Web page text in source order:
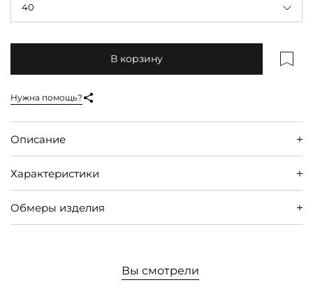
40
В корзину
Нужна помощь?
Описание
Характеристики
Обмеры изделия
Вы смотрели